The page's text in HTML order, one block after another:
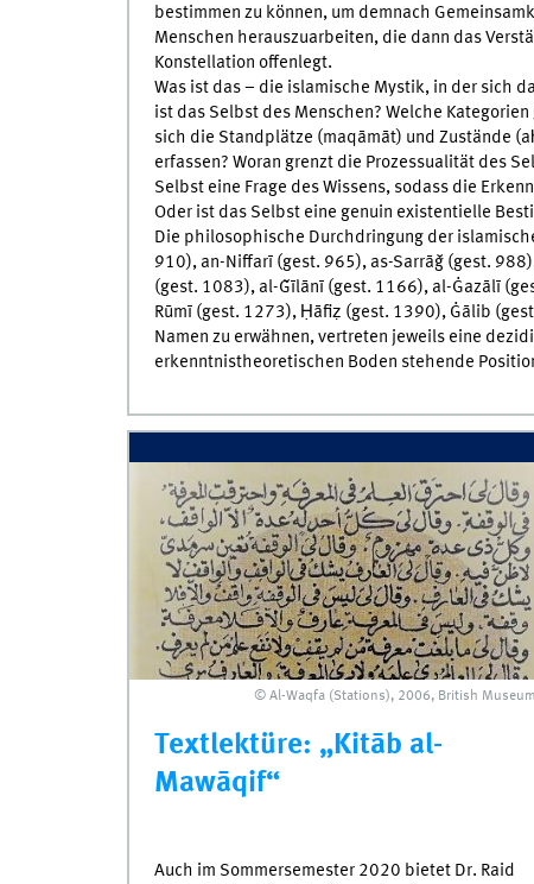
bestimmen zu können, um demnach
Menschen herauszuarbeiten, die dann das
Konstellation offenlegt.
Was ist das – die islamische Mystik, in der sich
ist das Selbst des Menschen? Welche
sich die Standplätze (maqāmāt) und Zustände
erfassen? Woran grenzt die Prozessualität des
Selbst eine Frage des Wissens, sodass die
Oder ist das Selbst eine genuin existentielle
Die philosophische Durchdringung der
910), an-Niffarī (gest. 965), as-Sarrāǧ (gest.
(gest. 1083), al-Ǧīlānī (gest. 1166), al-Ġazālī
Rūmī (gest. 1273), Ḥāfiẓ (gest. 1390), Ġālib
Namen zu erwähnen, vertreten jeweils eine
erkenntnistheoretischen Boden stehende
© Al-Waqfa (Stations), 2006, British Museum
Textlektüre: „Kitāb al-
Mawāqif“
Auch im Sommersemester 2020 bietet Dr. Raid